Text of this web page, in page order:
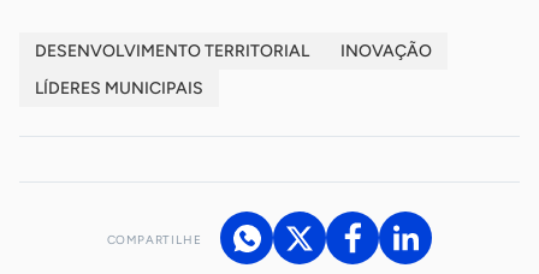
DESENVOLVIMENTO TERRITORIAL
INOVAÇÃO
LÍDERES MUNICIPAIS
COMPARTILHE